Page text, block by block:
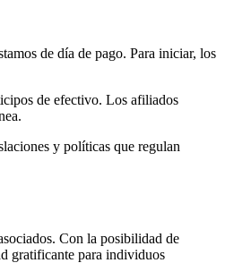
de día de pago. Para iniciar, los
de efectivo. Los afiliados
y políticas que regulan
Con la posibilidad de
gratificante para individuos